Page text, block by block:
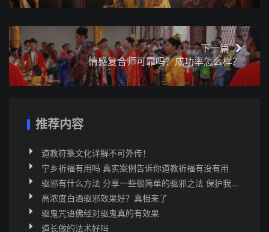
下一篇
情感复合师可靠吗？成功率怎么样？
推荐内容
道教符箓文化详解不可外传！
宁乡祈福有用吗 真实案例告诉你道教祈福有没有用
驱邪有什么方法 分享一些很简单的驱邪之法 保护我...
高浓度白酒驱邪效果好？真相来了
驱鬼咒语佛经对驱鬼真的有效果
道长做的法术好吗